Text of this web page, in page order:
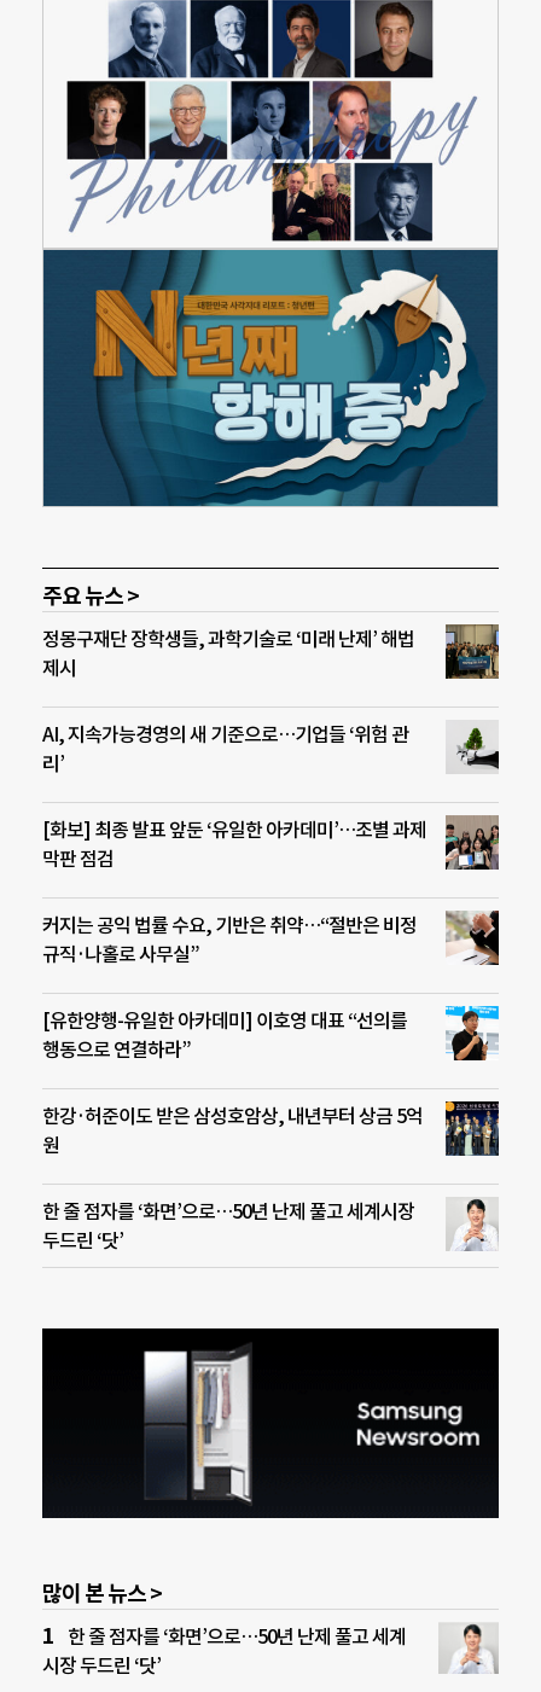
주요 뉴스 >
정몽구재단 장학생들, 과학기술로 ‘미래 난제’ 해법
제시
AI, 지속가능경영의 새 기준으로…기업들 ‘위험 관
리’
[화보] 최종 발표 앞둔 ‘유일한 아카데미’…조별 과제
막판 점검
커지는 공익 법률 수요, 기반은 취약…“절반은 비정
규직·나홀로 사무실”
[유한양행-유일한 아카데미] 이호영 대표 “선의를
행동으로 연결하라”
한강·허준이도 받은 삼성호암상, 내년부터 상금 5억
원
한 줄 점자를 ‘화면’으로…50년 난제 풀고 세계시장
두드린 ‘닷’
많이 본 뉴스 >
한 줄 점자를 ‘화면’으로…50년 난제 풀고 세계
시장 두드린 ‘닷’